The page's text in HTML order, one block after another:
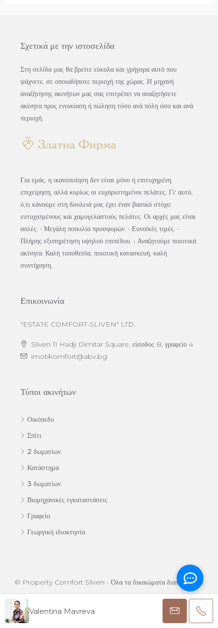
Valentina Mavreva
Σχετικά με την ιστοσελίδα
Στη σελίδα μας θα βρείτε εύκολα και γρήγορα αυτό που
ψάχνετε, σε οποιαδήποτε περιοχή της χώρας. Η μηχανή
αναζήτησης ακινήτων μας σας επιτρέπει να αναζητήσετε
ακίνητα προς ενοικίαση ή πώληση τόσο ανά πόλη όσο και ανά
περιοχή.
Για εμάς, η ικανοποίηση δεν είναι μόνο η επιτυχημένη
επιχείρηση, αλλά κυρίως οι ευχαριστημένοι πελάτες. Γι' αυτό,
ό,τι κάνουμε στη δουλειά μας έχει έναν βασικό στόχο:
ευτυχισμένους και χαμογελαστούς πελάτες. Οι αρχές μας είναι
απλές: • Μεγάλη ποικιλία προσφορών. • Ευνοϊκές τιμές. •
Πλήρης εξυπηρέτηση υψηλού επιπέδου. • Αναζητούμε ποιοτικά
ακίνητα. Καλή τοποθεσία, ποιοτική κατασκευή, καλή
συντήρηση.
Επικοινωνία
"ESTATE COMFORT-SLIVEN" LTD.
Sliven 11 Hadji Dimitar Square, είσοδος B, γραφείο 4
imotikomfort@abv.bg
Τύποι ακινήτων
Οικόπεδο
Σπίτι
2 δωματίων
Κατάστημα
3 δωματίων
Βιομηχανικές εγκαταστάσεις
Γραφείο
Γεωργική ιδιοκτησία
© Property Comfort Sliven - Όλα τα δικαιώματα διατηρούνται